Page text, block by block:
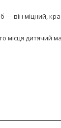
— він міцний,
місця дитячий